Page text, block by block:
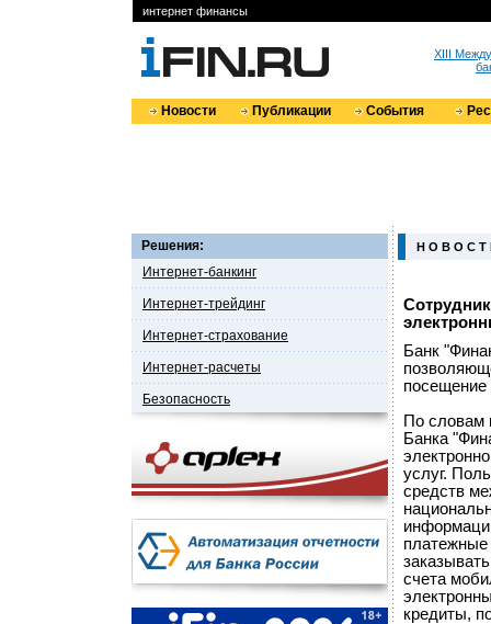
интернет финансы
XIII
Новости Публикации События
Решения:
Интернет-банкинг
Интернет-трейдинг
Интернет-страхование
Интернет-расчеты
Безопасность
Н О В О С Т
Банк
посещение
По словам
Банка
услуг.
средств
платежные
счета
кредиты,